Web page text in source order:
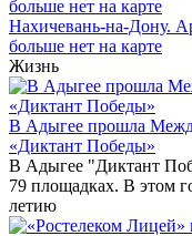
Нахичевань-на-Дону.
больше нет на карте
Жизнь
В Адыгее прошла
«Диктант Победы»
В Адыгее "Диктант
79 площадках. В этом
летию